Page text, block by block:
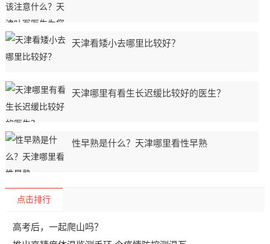
天津看矮小去哪里比较好？
天津哪里有看生长迟缓比较好的医生？
性早熟是什么？天津哪里看性早熟
点击排行
高考后，一起爬山吗？